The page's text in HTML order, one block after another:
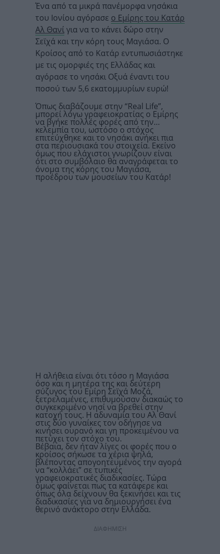
Ένα από τα μικρά πανέμορφα νησάκια
του Ιονίου αγόρασε ο Εμίρης του Κατάρ
Αλ Θανίγια να το κάνει δώρο στην
Σεϊχά και την κόρη τους Μαγιάσα. Ο
Κροίσος από το Κατάρ εντυπωσιάστηκε
με τις ομορφιές της Ελλάδας και
αγόρασε το νησάκι Οξυά έναντι του
ποσού των 5,6 εκατομμυρίων ευρώ!
Όπως διαβάζουμε στην “Real Life”,
μπορεί λόγω γραφειοκρατίας ο Εμίρης
να βγήκε πολλές φορές από την…
κελεμπία του, ωστόσο ο στόχος
επιτεύχθηκε και το νησάκι ανήκει πια
στα περιουσιακά του στοιχεία. Εκείνο
όμως που ελάχιστοι γνωρίζουν είναι
ότι στο συμβόλαιο θα αναγράφεται το
όνομα της κόρης του Μαγιάσα,
προέδρου των μουσείων του Κατάρ!
Η αλήθεια είναι ότι τόσο η Μαγιάσα
όσο και η μητέρα της και δεύτερη
σύζυγος του Εμίρη Σεϊχά Μοζά,
ξετρελαμένες, επιθυμούσαν διακαώς το
συγκεκριμένο νησί να βρεθεί στην
κατοχή τους. Η αδυναμία του Αλ Θανί
στις δύο γυναίκες τον οδήγησε να
κινήσει ουρανό και γη προκειμένου να
πετύχει τον στόχο του.
Βέβαια, δεν ήταν λίγες οι φορές που ο
κροίσος σήκωσε τα χέρια ψηλά,
βλέποντας απογοητευμένος την αγορά
να “κολλάει” σε τυπικές
γραφειοκρατικές διαδικασίες. Τώρα
όμως φαίνεται πως τα κατάφερε και
όπως όλα δείχνουν θα ξεκινήσει και τις
διαδικασίες για να δημιουργήσει ένα
θερινό ανάκτορο στην Ελλάδα.
ΔΙΑΦΗΜΙΣΗ